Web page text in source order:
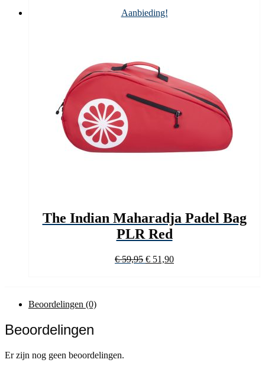
€ 59,95.
Aanbieding!
The Indian Maharadja Padel Bag
PLR Red
€59,95 Oorspronkelijke
€ 51,90Huidige
Beoordelingen (0)
Beoordelingen
Er zijn nog geen beoordelingen.